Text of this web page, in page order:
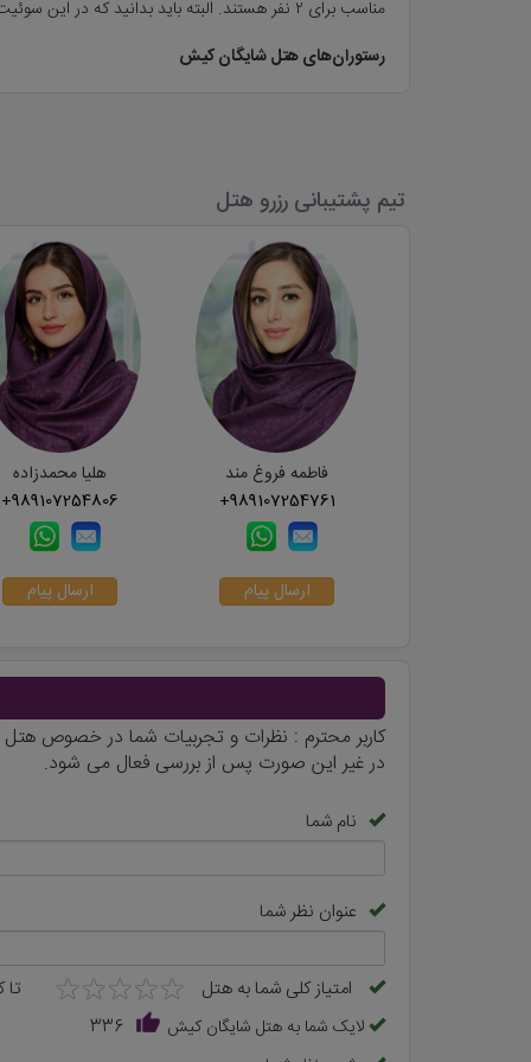
مناسب برای ۲ نفر هستند. البته باید بدانید که در این سوئیت‌ها، امکان اضافه شدن یک تخت تک‌نفره وجود دارد.
رستوران‌های هتل شایگان کیش
جالب است که یادآور شویم اقامت در هتل شایگان کیش
اما اگر دلتان فست‌فود می‌خواهد در همان طبقه‌ همکف،
هتل شایگان کافی‌شاپ هم دارد، شهنوش یکی از این
کافی‌شاپ آفتابگردان است که در طبقه‌ی چهارم هتل
منظره‌ترین کافی‌شاپ هتل شایگان،
کافی شاپ تراس هتل
این آبی بیکران دعوت می‌کند.
امکانات رفاهی و موقعیت مکانی هتل شایگان کیش
با رزرو هتل شایگان کیش هر زمان که بخواهید می توانید
شایگان کیش، فاصله کم و نزدیکی به مراکز خرید و
بهترین‌ها نصیب شما گردد. همچنین برایرزرو سالن
تیم پشتیبانی رزرو هتل
فاطمه فروغ مند
+989107254761
ارسال پیام
هلیا محمدزاده
+989107254806
ارسال پیام
کاربر محترم : نظرات و تجربیات شما در خصوص
در غیر این صورت پس از بررسی فعال می شود.
نام شما
عنوان نظر شما
امتیاز کلی شما به هتل ★★★★★
★★★★★ تا
لایک شما به هتل شایگان کیش 336